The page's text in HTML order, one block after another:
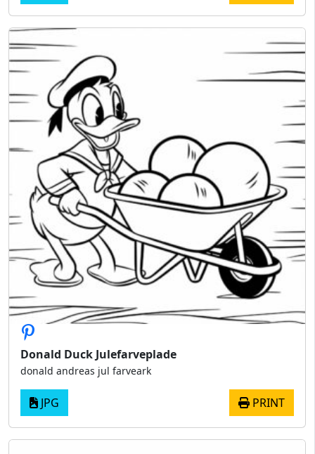
Donald Duck Julefarveplade
donald andreas jul farveark
JPG PRINT